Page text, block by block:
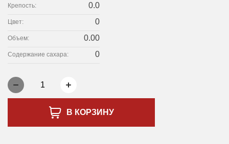
Крепость: 0.0
Цвет: 0
Объем: 0.00
Содержание сахара: 0
1
В КОРЗИНУ